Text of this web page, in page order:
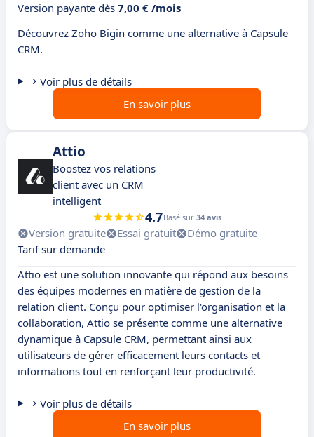
Version payante dès 7,00 € /mois
Découvrez Zoho Bigin comme une alternative à Capsule
CRM.
Voir plus de détails
En savoir plus
Attio
Boostez vos relations
client avec un CRM
intelligent
4.7Basé sur 34 avis
Version gratuite Essai gratuit
Démo gratuite
Tarif sur demande
Attio est une solution innovante qui répond aux besoins
des équipes modernes en matière de gestion de la
relation client. Conçu pour optimiser l'organisation et la
collaboration, Attio se présente comme une alternative
dynamique à Capsule CRM, permettant ainsi aux
utilisateurs de gérer efficacement leurs contacts et
informations tout en renforçant leur productivité.
Voir plus de détails
En savoir plus